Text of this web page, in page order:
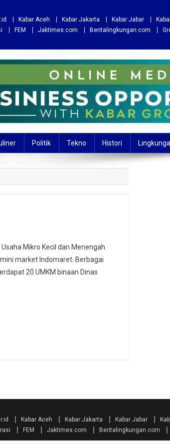
Kabar Aceh Kabar Jakarta Kabar Jabar
FEM Jaktimes.com Beritalingkungan.com
Politik Tekno Histori
Mikro Kecil dan Menengah
market Indomaret. Berbagai
20 UMKM binaan Dinas
Kabar Aceh Kabar Jakarta Kabar Jabar
FEM Jaktimes.com Beritalingkungan.com